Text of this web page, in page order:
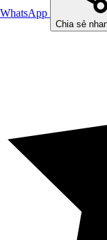
WhatsApp
Chia sẻ